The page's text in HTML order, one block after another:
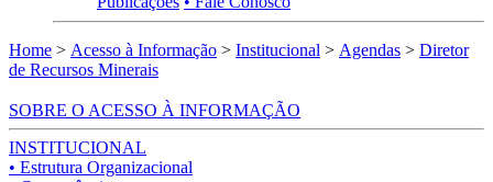
Home > Acesso à Informação > Institucional > Agendas > Diretor
de Recursos Minerais
SOBRE O ACESSO À INFORMAÇÃO
INSTITUCIONAL
• Estrutura Organizacional